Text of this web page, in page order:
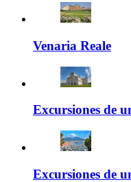
Venaria Reale
Excursiones de
Excursiones de